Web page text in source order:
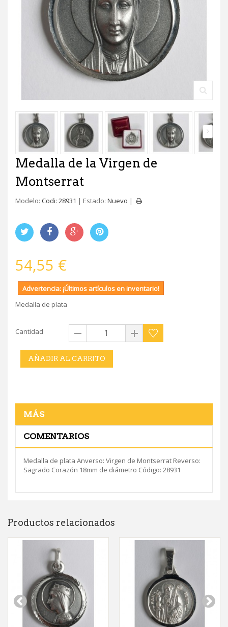
Medalla de la Virgen de
Montserrat
Modelo: Codi: 28931 Estado: Nuevo
54,55 €
Advertencia: ¡Últimos artículos en inventario!
Medalla de plata
Cantidad
AÑADIR AL CARRITO
MÁS
COMENTARIOS
Medalla de plata Anverso: Virgen de Montserrat Reverso:
Sagrado Corazón 18mm de diámetro Código: 28931
Productos relacionados